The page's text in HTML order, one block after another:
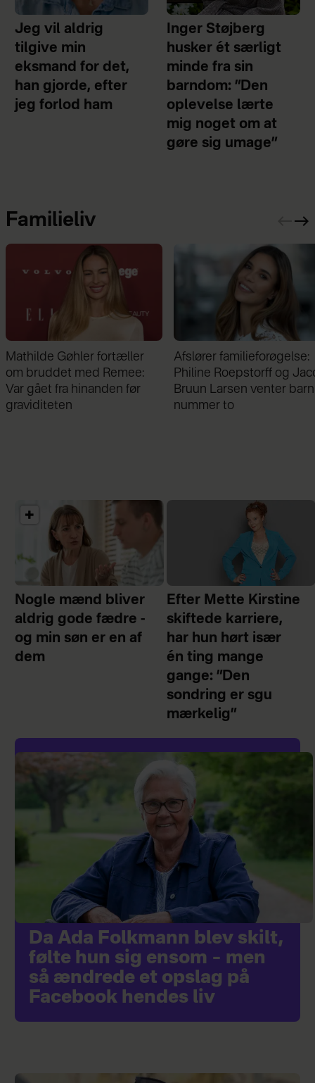
Jeg vil aldrig
tilgive min
eksmand for det,
han gjorde, efter
jeg forlod ham
Inger Støjberg
husker ét særligt
minde fra sin
barndom: ”Den
oplevelse lærte
mig noget om at
gøre sig umage”
Familieliv
Afslører familieforøgelse:
Philine Roepstorff og Jacob
Bruun Larsen venter barn
nummer to
Freja blev født tre
for tidligt og vejede kun
gram: ”Jeg gik i chok”
Nogle mænd bliver
aldrig gode fædre -
og min søn er en af
dem
Efter Mette Kirstine
skiftede karriere,
har hun hørt især
én ting mange
gange: ”Den
sondring er sgu
mærkelig”
Da Ada Folkmann blev skilt,
følte hun sig ensom – men
så ændrede et opslag på
Facebook hendes liv